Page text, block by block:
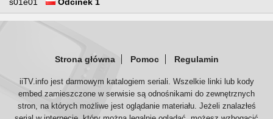
Strona główna Pomoc Regulamin
iiTV.info jest darmowym katalogiem seriali. Wszelkie linki lub kody
embed zamieszczone w serwisie są odnośnikami do zewnętrznych
stron, na których możliwe jest oglądanie materiału. Jeżeli znalazłeś